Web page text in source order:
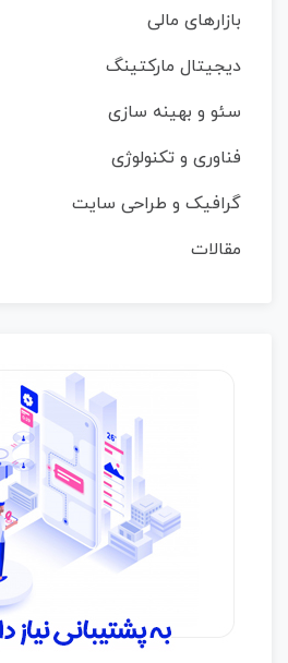
بازارهای مالی
دیجیتال مارکتینگ
سئو و بهینه سازی
فناوری و تکنولوژی
گرافیک و طراحی سایت
مقالات